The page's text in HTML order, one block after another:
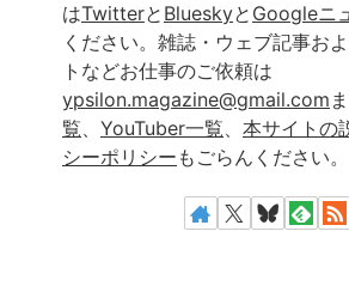
はTwitterと Blueskyと Googleニ
ください。雑誌・ウェブ記事お
トなどお仕事のご依頼は
ypsilon.magazine@gmail.com
覧、 YouTuber一覧、 本サイトの
シーポリシー もごらんください。